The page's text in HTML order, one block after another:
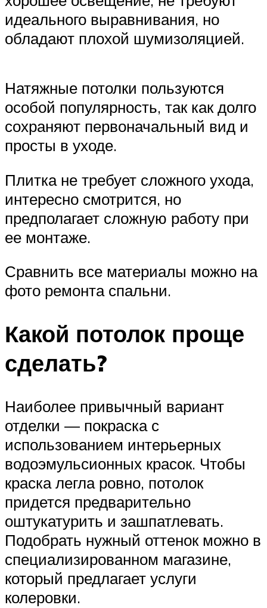
идеального выравнивания, но
обладают плохой шумизоляцией.
Натяжные потолки пользуются
особой популярность, так как долго
сохраняют первоначальный вид и
просты в уходе.
Плитка не требует сложного ухода,
интересно смотрится, но
предполагает сложную работу при
ее монтаже.
Сравнить все материалы можно на
фото ремонта спальни.
Какой потолок проще
сделать?
Наиболее привычный вариант
отделки — покраска с
использованием интерьерных
водоэмульсионных красок. Чтобы
краска легла ровно, потолок
придется предварительно
оштукатурить и зашпатлевать.
Подобрать нужный оттенок можно в
специализированном магазине,
который предлагает услуги
колеровки.